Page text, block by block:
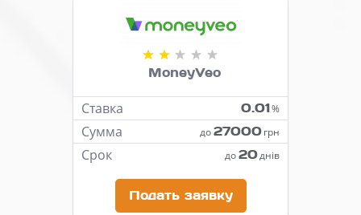
MoneyVeo
Ставка 0.01%
Сумма до27000грн
Срок до20днів
Подать заявку